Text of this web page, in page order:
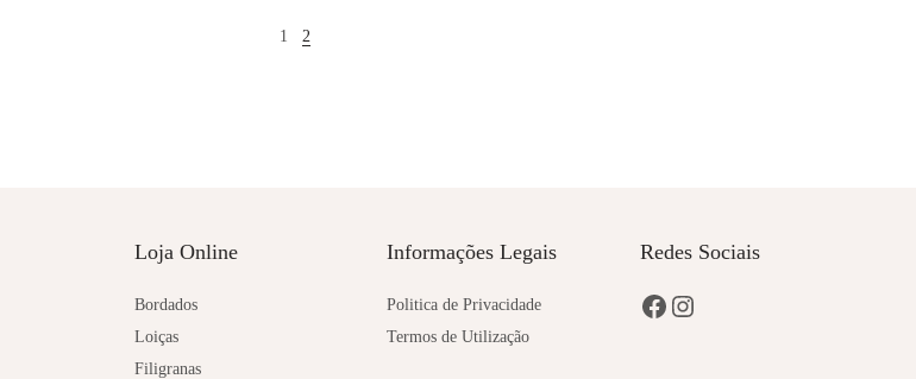
1 2
Loja Online
Bordados
Loiças
Filigranas
Informações Legais
Politica de Privacidade
Termos de Utilização
Redes Sociais